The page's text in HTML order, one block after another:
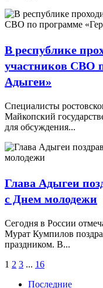
В республике
участников СВО
Адыгеи»
Специалисты
Майкопский
для обсуждения...
Глава Адыгеи
с Днем молодежи
Сегодня в России
Мурат Кумпилов
праздником. В...
1 2 3 ... 16
Последние